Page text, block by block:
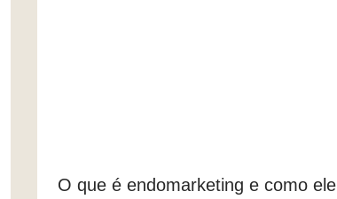
O que é endomarketing e como ele